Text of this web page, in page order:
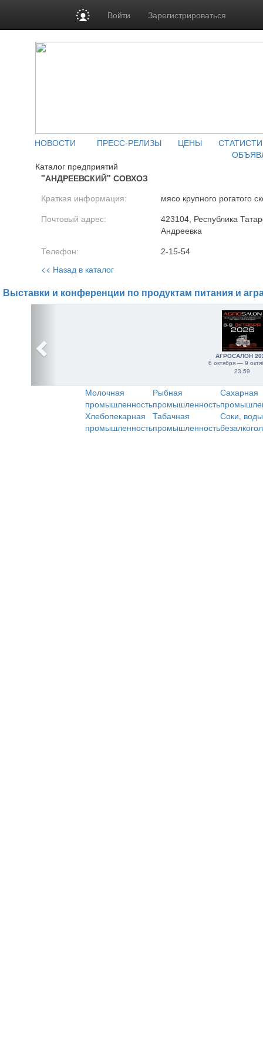
Войти Зарегистрироваться
НОВОСТИ ПРЕСС-РЕЛИЗЫ ЦЕНЫ
Каталог предприятий
"АНДРЕЕВСКИЙ" СОВХОЗ
Краткая информация: мясо крупного рогатого
Почтовый адрес:
423104, Республика
Андреевка
Телефон: 2-15-54
<< Назад в каталог
Выставки и конференции по продуктам питания и
АГРОСАЛОН
6 октября — 9
23:59
Молочная
промышленность
Рыбная
промышленность
Сахарная
Хлебопекарная
промышленность
Табачная
промышленность
Соки,